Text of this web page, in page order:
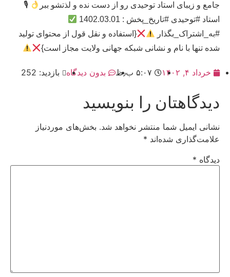
جامع و زیبای استاد توحیدی رو از دست نده و لذتشو ببر
🎙
استاد #توحیدی #تاریخ_پخش : 1402.03.01
#به_اشتراک_بگذار
{استفاده و نقل قول از محتوای تولید
شده تنها با نام و نشانی شبکه جهانی ولایت مجاز است}
خرداد ۴, ۱۴۰۲ ۵:۰۷ ب٫ظ بدون دیدگاه بازدید: 252
دیدگاهتان را بنویسید
نشانی ایمیل شما منتشر نخواهد شد. بخش‌های موردنیاز
علامت‌گذاری شده‌اند *
دیدگاه *